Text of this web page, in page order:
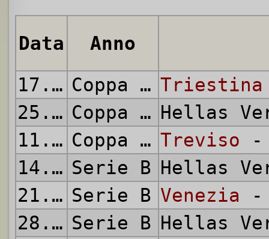
Data
Anno
17.08.2002
Coppa Italia Triestina
25.08.2002
Coppa Italia Hellas
11.09.2002
Coppa Italia Treviso -
14.09.2002 Serie B Hellas
21.09.2002 Serie B Venezia -
28.09.2002 Serie B Hellas